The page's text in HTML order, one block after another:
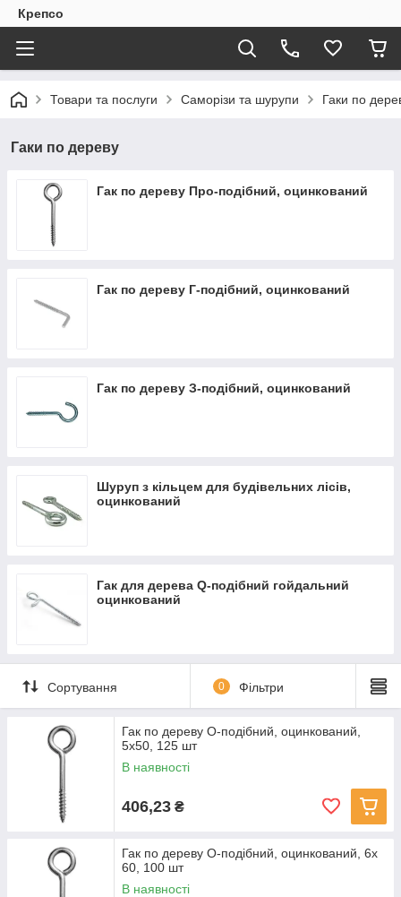
Крепсо
Товари та послуги Саморізи та шурупи Гаки по
Гаки по дереву
Гак по дереву Про-подібний, оцинкований
Гак по дереву Г-подібний, оцинкований
Гак по дереву З-подібний, оцинкований
Шуруп з кільцем для будівельних лісів,
оцинкований
Гак для дерева Q-подібний гойдальний
оцинкований
Сортування 0 Фільтри
Гак по дереву О-подібний, оцинкований,
5x50, 125 шт
В наявності
406,23 ₴
Гак по дереву О-подібний, оцинкований, 6x
60, 100 шт
В наявності